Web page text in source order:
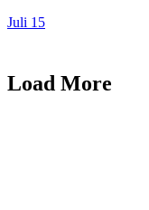
Juli 15
Load More